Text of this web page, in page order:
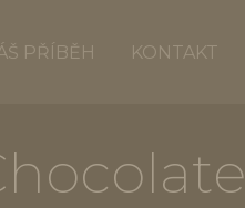
PŘÍBĚH KONTAKT